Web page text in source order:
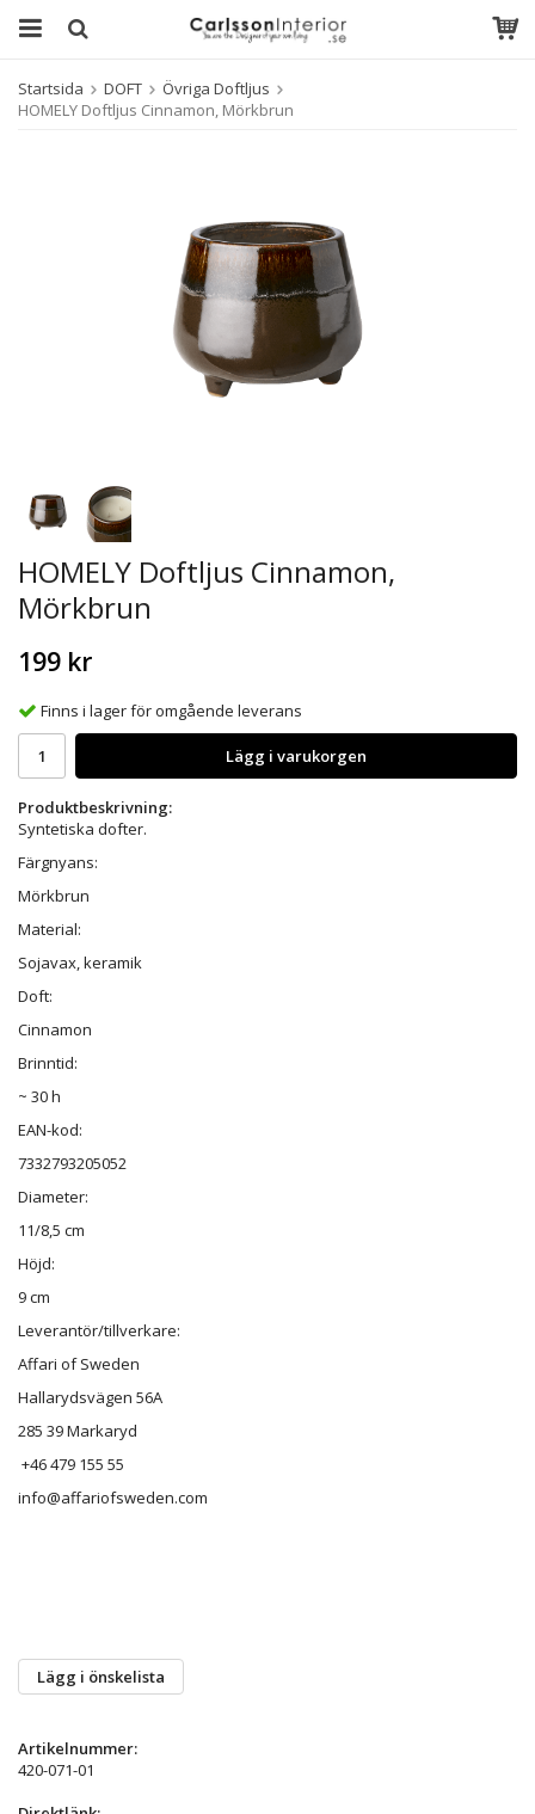
Startsida DOFT
Övriga Doftljus
HOMELY Doftljus Cinnamon, Mörkbrun
HOMELY Doftljus Cinnamon,
Mörkbrun
199 kr
Finns i lager för omgående leverans
Lägg i varukorgen
Produktbeskrivning:
Syntetiska dofter.
Färgnyans:
Mörkbrun
Material:
Sojavax, keramik
Doft:
Cinnamon
Brinntid:
~ 30 h
EAN-kod:
7332793205052
Diameter:
11/8,5 cm
Höjd:
9 cm
Leverantör/tillverkare:
Affari of Sweden
Hallarydsvägen 56A
285 39 Markaryd
+46 479 155 55
info@affariofsweden.com
Lägg i önskelista
Artikelnummer:
420-071-01